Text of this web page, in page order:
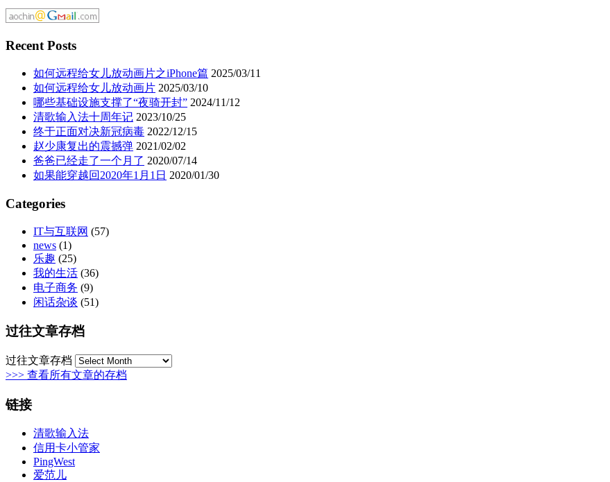
Recent Posts
如何远程给女儿放动画片之iPhone篇 2025/03/11
如何远程给女儿放动画片 2025/03/10
哪些基础设施支撑了“夜骑开封” 2024/11/12
清歌输入法十周年记 2023/10/25
终于正面对决新冠病毒 2022/12/15
赵少康复出的震撼弹 2021/02/02
爸爸已经走了一个月了 2020/07/14
如果能穿越回2020年1月1日 2020/01/30
Categories
IT与互联网 (57)
news (1)
乐趣 (25)
我的生活 (36)
电子商务 (9)
闲话杂谈 (51)
过往文章存档
过往文章存档
>>> 查看所有文章的存档
链接
清歌输入法
信用卡小管家
PingWest
爱范儿